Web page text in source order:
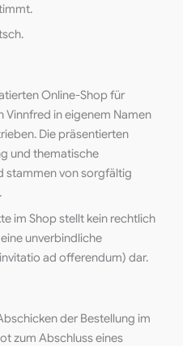
Online-Shop für
Vinnfred in eigenem Namen
Die präsentierten
und thematische
stammen von sorgfältig
im Shop stellt kein rechtlich
unverbindliche
ad offerendum) dar.
der Bestellung im
zum Abschluss eines